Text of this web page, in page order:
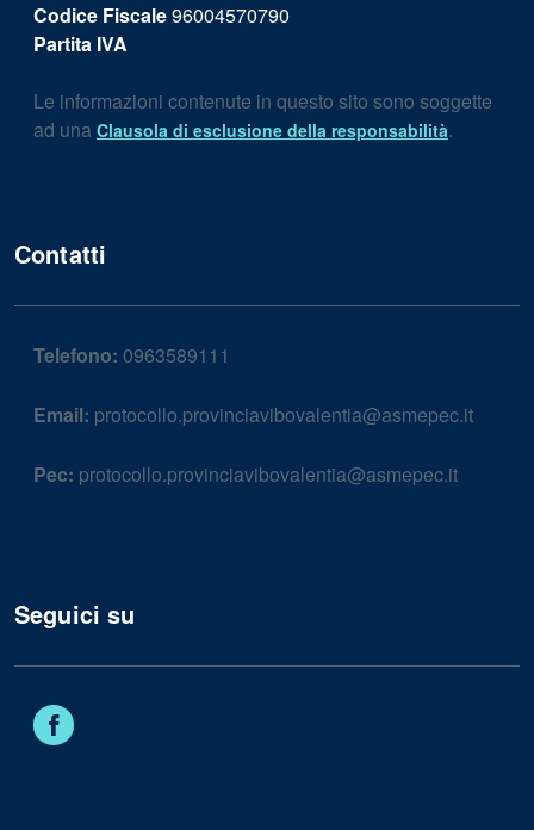
Codice Fiscale96004570790
Partita IVA
Le informazioni contenute in questo sito sono soggette
ad una Clausola di esclusione della responsabilità.
Contatti
Telefono: 0963589111
Email: protocollo.provinciavibovalentia@asmepec.it
Pec: protocollo.provinciavibovalentia@asmepec.it
Seguici su